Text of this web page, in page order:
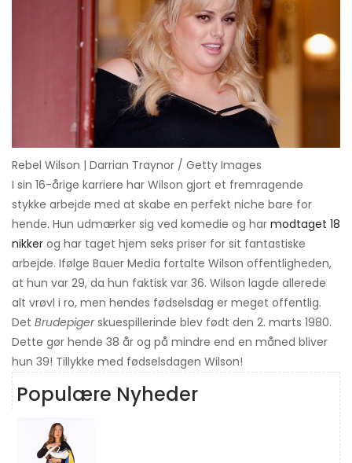
Rebel Wilson | Darrian Traynor / Getty Images
I sin 16-årige karriere har Wilson gjort et fremragende
stykke arbejde med at skabe en perfekt niche bare for
hende. Hun udmærker sig ved komedie og har modtaget 18
nikker og har taget hjem seks priser for sit fantastiske
arbejde. Ifølge Bauer Media fortalte Wilson offentligheden,
at hun var 29, da hun faktisk var 36. Wilson lagde allerede
alt vrøvl i ro, men hendes fødselsdag er meget offentlig.
Det Brudepigerskuespillerinde blev født den 2. marts 1980.
Dette gør hende 38 år og på mindre end en måned bliver
hun 39! Tillykke med fødselsdagen Wilson!
Populære Nyheder